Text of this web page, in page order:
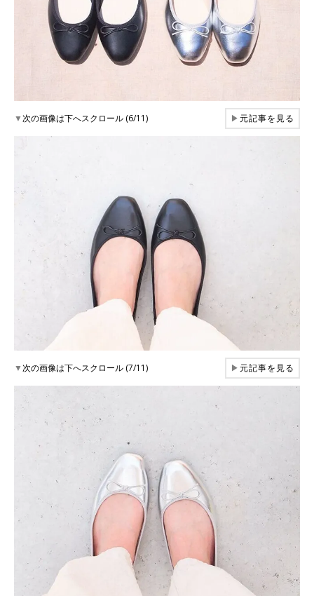
▼次の画像は下へスクロール (6/11) ▶元記事を見る
▼次の画像は下へスクロール (7/11) ▶元記事を見る